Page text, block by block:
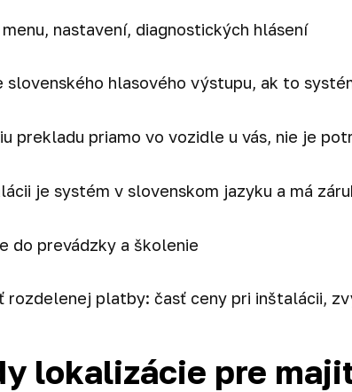
nastavení, diagnostických hlásení
slovenského hlasového výstupu, ak to
prekladu priamo vo vozidle u vás, nie je
je systém v slovenskom jazyku a má
do prevádzky a školenie
rozdelenej platby: časť ceny pri inštalácii,
lokalizácie pre